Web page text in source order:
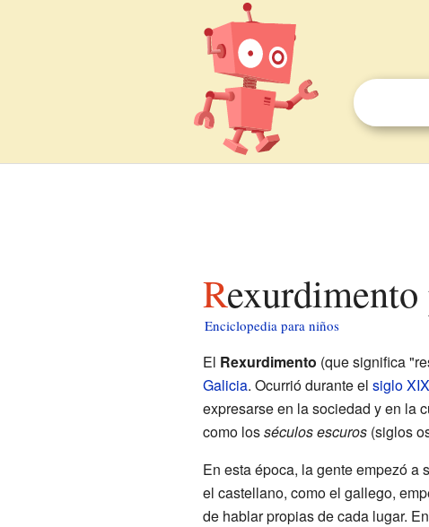
Enciclopedia para niños
El Rexurdimento (que significa
Galicia. Ocurrió durante el siglo XIX
expresarse en la sociedad y en la
como losséculos escuros(siglos
En esta época, la gente empezó a
el castellano, como el gallego,
de hablar propias de cada lugar.